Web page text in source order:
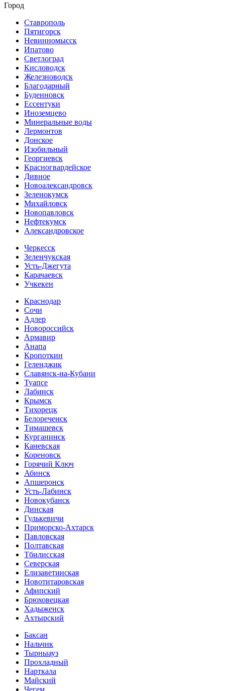
Город
Ставрополь
Пятигорск
Невинномысск
Ипатово
Светлоград
Кисловодск
Железноводск
Благодарный
Буденновск
Ессентуки
Иноземцево
Минеральные воды
Лермонтов
Донское
Изобильный
Георгиевск
Красногвардейское
Дивное
Новоалександровск
Зеленокумск
Михайловск
Новопавловск
Нефтекумск
Александровское
Черкесск
Зеленчукская
Усть-Джегута
Карачаевск
Учкекен
Краснодар
Сочи
Адлер
Новороссийск
Армавир
Анапа
Кропоткин
Геленджик
Славянск-на-Кубани
Туапсе
Лабинск
Крымск
Тихорецк
Белореченск
Тимашевск
Курганинск
Каневская
Кореновск
Горячий Ключ
Абинск
Апшеронск
Усть-Лабинск
Новокубанск
Динская
Гулькевичи
Приморско-Ахтарск
Павловская
Полтавская
Тбилисская
Северская
Елизаветинская
Новотитаровская
Афипский
Брюховецкая
Хадыженск
Ахтырский
Баксан
Нальчик
Тырныауз
Прохладный
Нарткала
Майский
Чегем